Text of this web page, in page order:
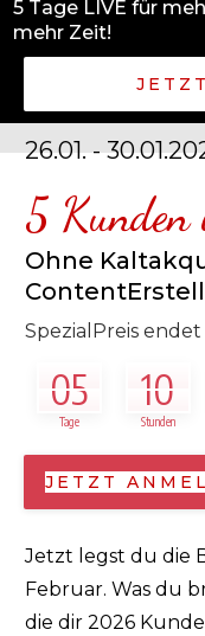
5 Tage LIVE für
mehr Zeit!
26.01. -
5 Kunden
Ohne
SpezialPreis endet
05
Tage
10
Stunden
JETZT
Jetzt legst du die
Februar. Was du
die dir 2026